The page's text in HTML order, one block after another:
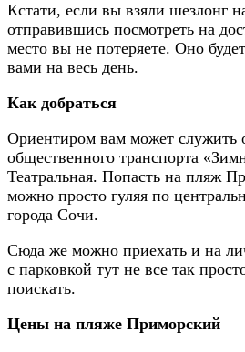
Кстати, если вы взяли шезлонг
отправившись посмотреть на
место вы не потеряете. Оно
вами на весь день.
Как добраться
Ориентиром вам может служить
общественного транспорта
Театральная. Попасть на пляж
можно просто гуляя по
города Сочи.
Сюда же можно приехать и на
с парковкой тут не все так
поискать.
Цены на пляже Приморский